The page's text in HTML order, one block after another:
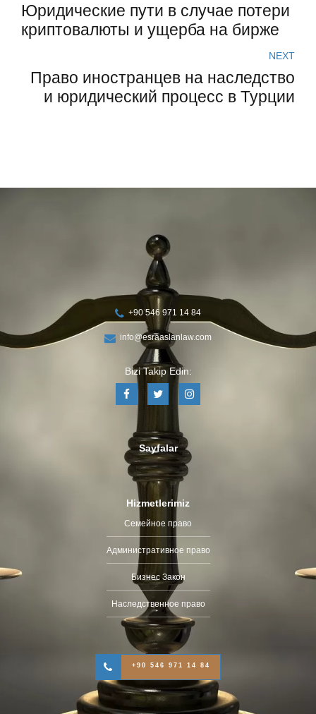
Юридические пути в случае потери
криптовалюты и ущерба на бирже
NEXT
Право иностранцев на наследство
и юридический процесс в Турции
+90 546 971 14 84
info@esraaslanlaw.com
Bizi Takip Edin:
Sayfalar
Hizmetlerimiz
Семейное право
Административное право
Бизнес Закон
Наследственное право
+90 546 971 14 84